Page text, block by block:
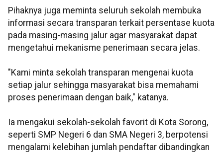
Pihaknya juga meminta seluruh sekolah membuka
informasi secara transparan terkait persentase kuota
pada masing-masing jalur agar masyarakat dapat
mengetahui mekanisme penerimaan secara jelas.
"Kami minta sekolah transparan mengenai kuota
setiap jalur sehingga masyarakat bisa memahami
proses penerimaan dengan baik," katanya.
Ia mengakui sekolah-sekolah favorit di Kota Sorong,
seperti SMP Negeri 6 dan SMA Negeri 3, berpotensi
mengalami kelebihan jumlah pendaftar dibandingkan